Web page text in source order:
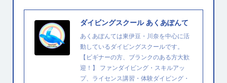
ダイビングスクール あくあぽんて
あくあぽんては東伊豆・川奈を中心に活
動しているダイビングスクールです。
【ビギナーの方、ブランクのある方大歓
迎！】 ファンダイビング・スキルアッ
プ、ライセンス講習・体験ダイビング・